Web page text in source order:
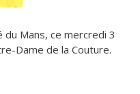
Mans, ce mercredi 3
Dame de la Couture.